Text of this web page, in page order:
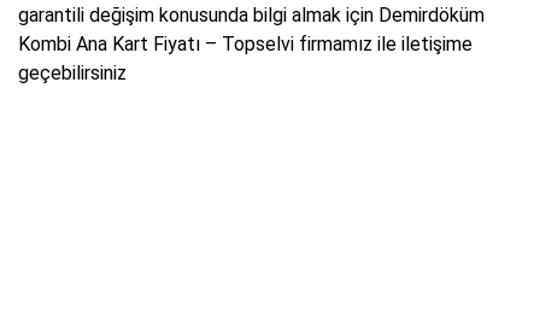
garantili değişim konusunda bilgi almak için Demirdöküm
Kombi Ana Kart Fiyatı – Topselvi firmamız ile iletişime
geçebilirsiniz